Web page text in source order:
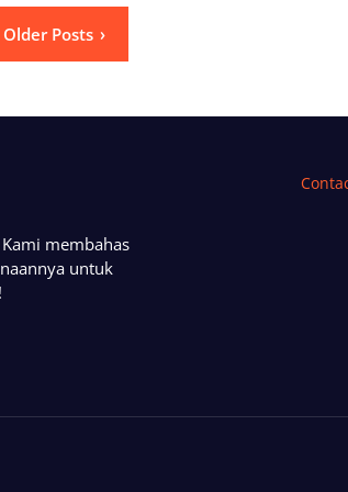
Older Posts
membahas
untuk